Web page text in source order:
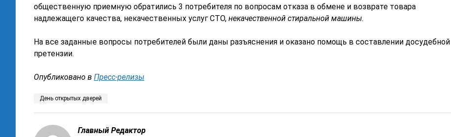
общественную приемную обратились 3 потребителя по вопросам отказа в обмене и возврате товара
надлежащего качества, некачественных услуг СТО, некачественной стиральной машины.
На все заданные вопросы потребителей были даны разъяснения и оказано помощь в составлении досудебной
претензии.
Опубликовано в Пресс-релизы
День открытых дверей
Главный Редактор